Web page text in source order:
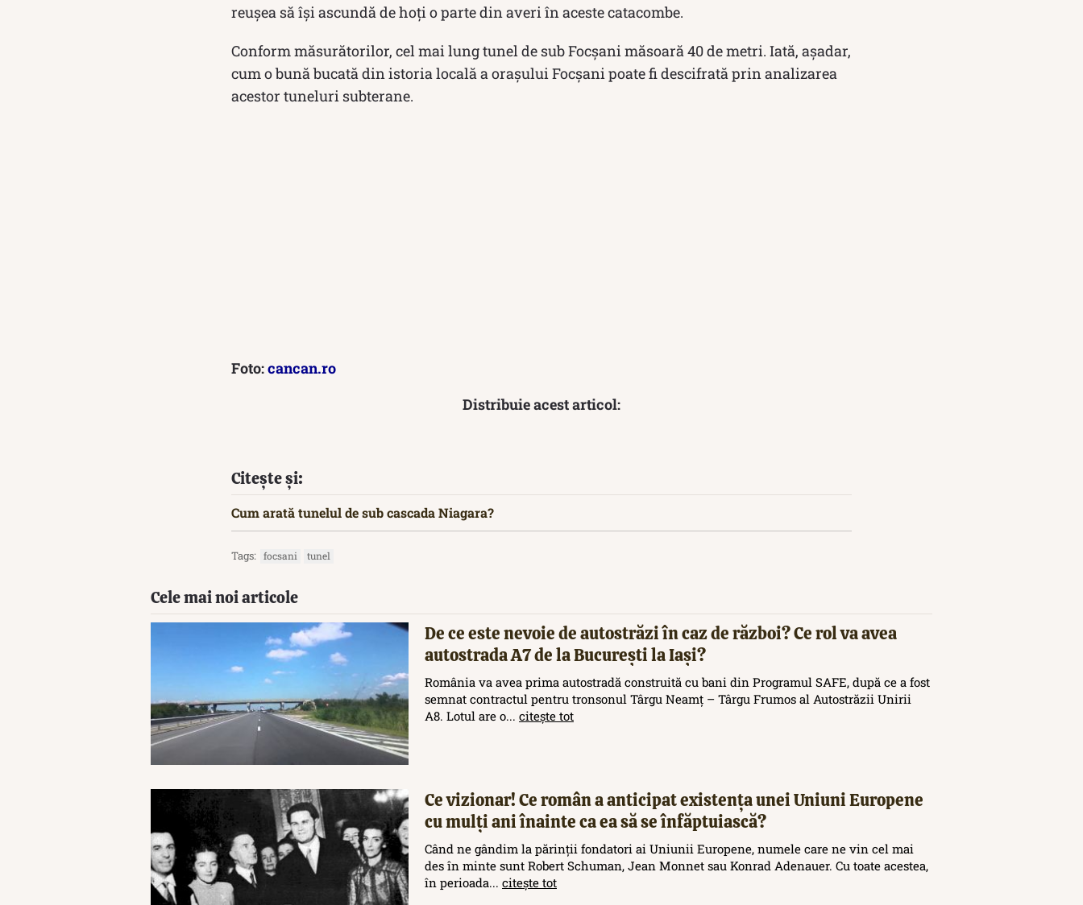
reușea să își ascundă de hoți o parte din averi în aceste catacombe.
Conform măsurătorilor, cel mai lung tunel de sub Focșani măsoară 40 de metri. Iată, așadar,
cum o bună bucată din istoria locală a orașului Focșani poate fi descifrată prin analizarea
acestor tuneluri subterane.
Foto:cancan.ro
Distribuie acest articol:
Citește și:
Cum arată tunelul de sub cascada Niagara?
Tags: focsani tunel
Cele mai noi articole
De ce este nevoie de autostrăzi în caz de război? Ce rol va avea
autostrada A7 de la București la Iași?
România va avea prima autostradă construită cu bani din Programul SAFE, după ce a fost
semnat contractul pentru tronsonul Târgu Neamț – Târgu Frumos al Autostrăzii Unirii
A8. Lotul are o... citește tot
Ce vizionar! Ce român a anticipat existența unei Uniuni Europene
cu mulți ani înainte ca ea să se înfăptuiască?
Când ne gândim la părinții fondatori ai Uniunii Europene, numele care ne vin cel mai
des în minte sunt Robert Schuman, Jean Monnet sau Konrad Adenauer. Cu toate acestea,
în perioada... citește tot